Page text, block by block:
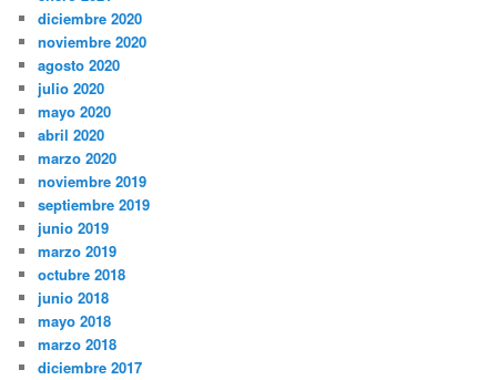
diciembre 2020
noviembre 2020
agosto 2020
julio 2020
mayo 2020
abril 2020
marzo 2020
noviembre 2019
septiembre 2019
junio 2019
marzo 2019
octubre 2018
junio 2018
mayo 2018
marzo 2018
diciembre 2017